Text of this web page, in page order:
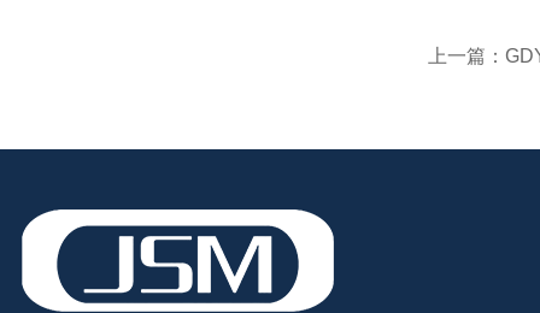
上一篇：